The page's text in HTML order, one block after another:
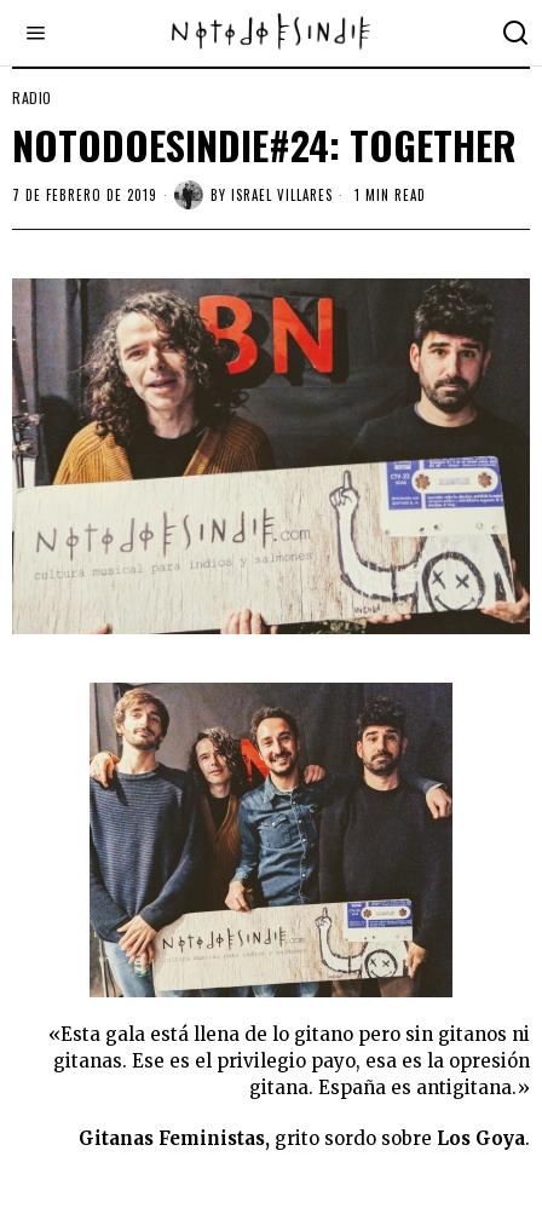
RADIO
NOTODOESINDIE#24: TOGETHER
7 DE FEBRERO DE 2019 BY ISRAEL VILLARES 1 MIN READ
«Esta gala está llena de lo gitano pero sin gitanos ni
gitanas. Ese es el privilegio payo, esa es la opresión
gitana. España es antigitana.»
Gitanas Feministas, grito sordo sobre Los Goya.